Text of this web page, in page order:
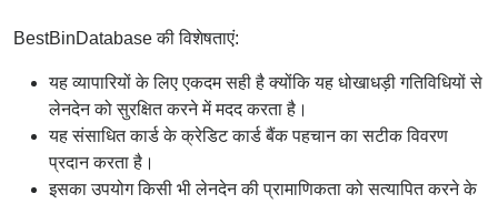
BestBinDatabase की विशेषताएं:
यह व्यापारियों के लिए एकदम सही है क्योंकि यह धोखाधड़ी गतिविधियों से
लेनदेन को सुरक्षित करने में मदद करता है।
यह संसाधित कार्ड के क्रेडिट कार्ड बैंक पहचान का सटीक विवरण
प्रदान करता है।
इसका उपयोग किसी भी लेनदेन की प्रामाणिकता को सत्यापित करने के